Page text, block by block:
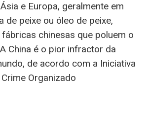
e Europa, geralmente em
de peixe ou óleo de peixe,
chinesas que poluem o
China é o pior infractor da
de acordo com a Iniciativa
Organizado